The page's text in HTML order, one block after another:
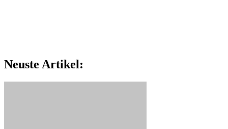
Neuste Artikel: